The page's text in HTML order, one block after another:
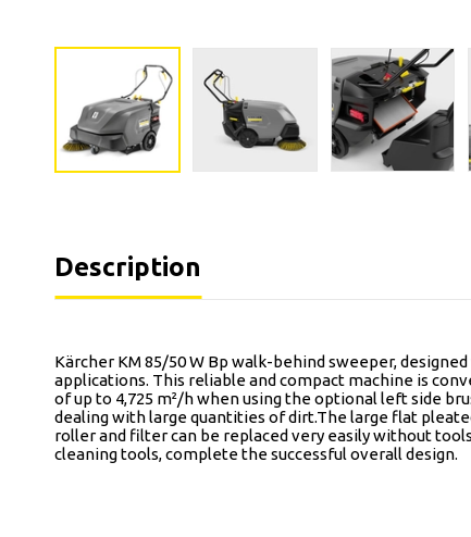
Description
Kärcher KM 85/50 W Bp walk-behind sweeper,
applications. This reliable and compact machine is
of up to 4,725 m²/h when using the optional left side
dealing with large quantities of dirt.The large flat
roller and filter can be replaced very easily without
cleaning tools, complete the successful overall design.